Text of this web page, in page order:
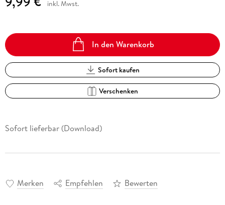
inkl. Mwst.
In den Warenkorb
Sofort kaufen
Verschenken
Sofort lieferbar (Download)
Merken Empfehlen Bewerten